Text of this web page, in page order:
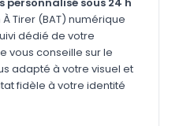
Tirer (BAT) numérique
dédié de votre
vous conseille sur le
adapté à votre visuel et
fidèle à votre identité